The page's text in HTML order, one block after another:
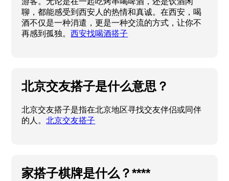
聊，都能感受到西安人的热情和真诚。在西安，喝
酒不仅是一种消遣，更是一种交流的方式，让你不
再感到孤独。西安找喝酒搭子
北京交友搭子是什么意思？
北京交友搭子是指在北京地区寻找交友伴侣或同伴
的人。北京交友搭子
家搭子棋牌是什么？****